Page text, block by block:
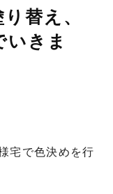
替え、
いきま
宅で色決めを行